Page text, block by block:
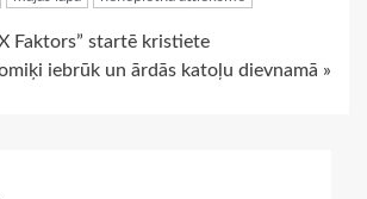
Faktors” startē kristiete
iebrūk un ārdās katoļu dievnamā »